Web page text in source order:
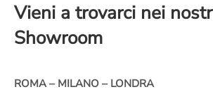
Vieni a trovarci nei
Showroom
ROMA – MILANO – LONDRA